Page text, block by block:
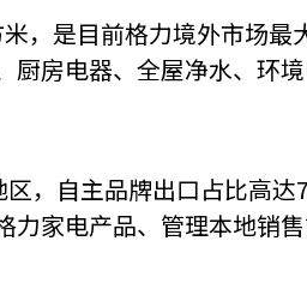
，是目前格力境外市场
房电器、全屋净水、环
，自主品牌出口占比高
家电产品、管理本地销